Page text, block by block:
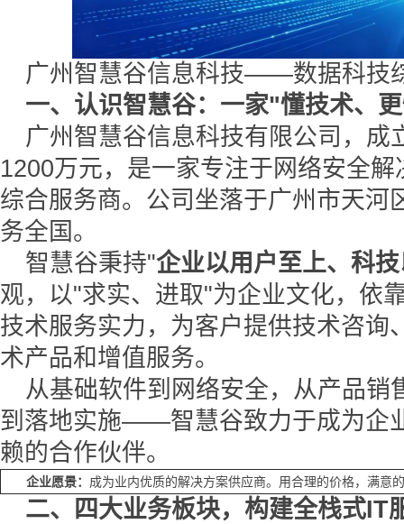
广州智慧谷信息科技——数据科技
一、认识智慧谷：一家"懂技术、
广州智慧谷信息科技有限公司，成
1200万元，是一家专注于网络安全
综合服务商。公司坐落于广州市天河
务全国。
智慧谷秉持"企业以用户至上、科
观，以"求实、进取"为企业文化，依
技术服务实力，为客户提供技术咨询
术产品和增值服务。
从基础软件到网络安全，从产品销
到落地实施——智慧谷致力于成为企
赖的合作伙伴。
企业愿景： 成为业内优质的解决方案供应商。用合理的价格，满意
二、四大业务板块，构建全栈式IT